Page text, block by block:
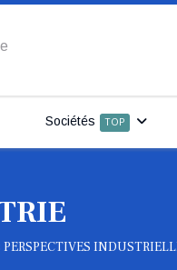
Sociétés TOP